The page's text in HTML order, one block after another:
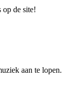
op de site!
aan te lopen.